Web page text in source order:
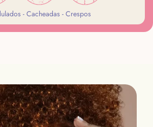
- Cacheadas - Crespos